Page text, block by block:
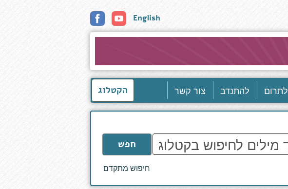
English
לתרום להתנדב צור קשר הקטלוג
חפש
חיפוש מתקדם